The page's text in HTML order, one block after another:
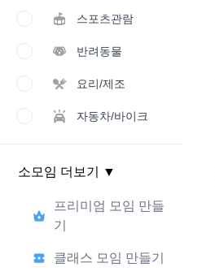
스포츠관람
반려동물
요리/제조
자동차/바이크
소모임 더보기 ▼
프리미엄 모임 만들
기
클래스 모임 만들기